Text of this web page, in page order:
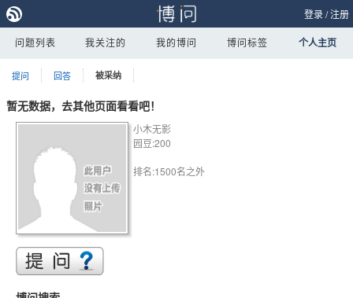
登录/注册
问题列表 我关注的 我的博问 博问标签 个人主页
提问 回答 被采纳
暂无数据，去其他页面看看吧！
小木无影
园豆:200
排名:1500名之外